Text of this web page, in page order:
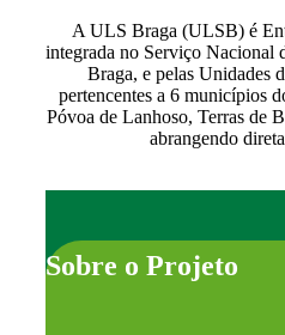
A ULS Braga (ULSB) é
integrada no Serviço Nacional
Braga, e pelas Unidades
pertencentes a 6 municípios
Póvoa de Lanhoso, Terras de
abrangendo
Sobre o Projeto